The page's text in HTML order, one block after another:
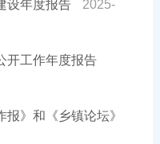
设年度报告
2025-
开工作年度报告
》和《乡镇论坛》